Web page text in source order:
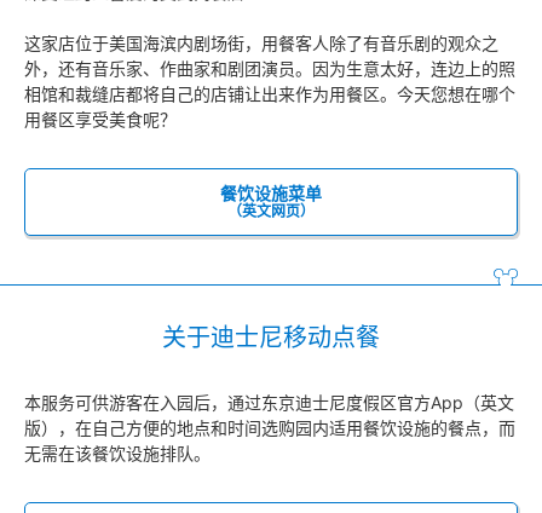
这家店位于美国海滨内剧场街，用餐客人除了有音乐剧的观众之
外，还有音乐家、作曲家和剧团演员。因为生意太好，连边上的照
相馆和裁缝店都将自己的店铺让出来作为用餐区。今天您想在哪个
用餐区享受美食呢？
餐饮设施菜单
（英文网页）
关于迪士尼移动点餐
本服务可供游客在入园后，通过东京迪士尼度假区官方App（英文
版），在自己方便的地点和时间选购园内适用餐饮设施的餐点，而
无需在该餐饮设施排队。